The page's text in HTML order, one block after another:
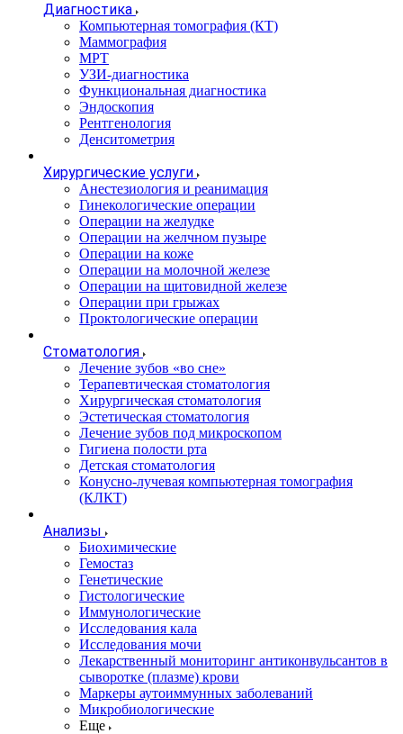
Диагностика
Компьютерная томография (КТ)
Маммография
МРТ
УЗИ-диагностика
Функциональная диагностика
Эндоскопия
Рентгенология
Денситометрия
Хирургические услуги
Анестезиология и реанимация
Гинекологические операции
Операции на желудке
Операции на желчном пузыре
Операции на коже
Операции на молочной железе
Операции на щитовидной железе
Операции при грыжах
Проктологические операции
Стоматология
Лечение зубов «во сне»
Терапевтическая стоматология
Хирургическая стоматология
Эстетическая стоматология
Лечение зубов под микроскопом
Гигиена полости рта
Детская стоматология
Конусно-лучевая компьютерная томография
(КЛКТ)
Анализы
Биохимические
Гемостаз
Генетические
Гистологические
Иммунологические
Исследования кала
Исследования мочи
Лекарственный мониторинг антиконвульсантов в
сыворотке (плазме) крови
Маркеры аутоиммунных заболеваний
Микробиологические
Еще